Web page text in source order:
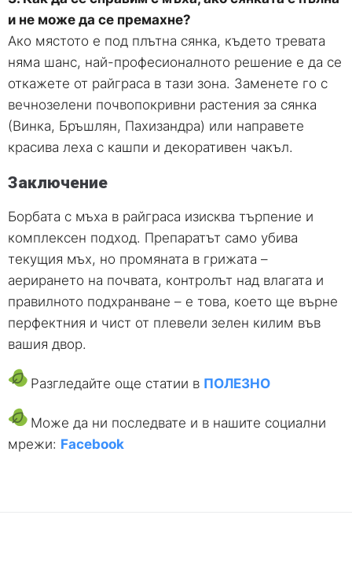
и не може да се премахне?
Ако мястото е под плътна сянка, където тревата
няма шанс, най-професионалното решение е да се
откажете от райграса в тази зона. Заменете го с
вечнозелени почвопокривни растения за сянка
(Винка, Бръшлян, Пахизандра) или направете
красива леха с кашпи и декоративен чакъл.
Заключение
Борбата с мъха в райграса изисква търпение и
комплексен подход. Препаратът само убива
текущия мъх, но промяната в грижата –
аерирането на почвата, контролът над влагата и
правилното подхранване – е това, което ще върне
перфектния и чист от плевели зелен килим във
вашия двор.
Разгледайте още статии в ПОЛЕЗНО
Може да ни последвате и в нашите социални
мрежи: Facebook